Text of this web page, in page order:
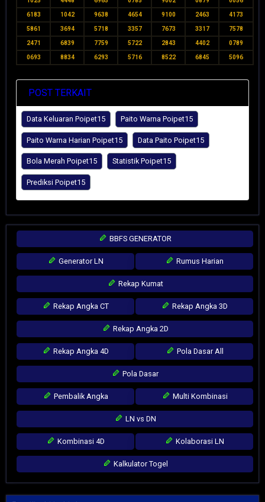
6183 1042 9638 4654 9100 2463 4173
5861 3694 5718 3357 7673 3317 7578
2471 6839 7759 5722 2843 4402 0789
0693 8834 6293 5716 8522 6845 5096
POST TERKAIT
Data Keluaran Poipet15 Paito Warna Poipet15
Paito Warna Harian Poipet15 Data Paito Poipet15
Bola Merah Poipet15 Statistik Poipet15
Prediksi Poipet15
BBFS GENERATOR
Generator LN Rumus Harian
Rekap Kumat
Rekap Angka CT Rekap Angka 3D
Rekap Angka 2D
Rekap Angka 4D Pola Dasar All
Pola Dasar
Pembalik Angka Multi Kombinasi
LN vs DN
Kombinasi 4D Kolaborasi LN
Kalkulator Togel